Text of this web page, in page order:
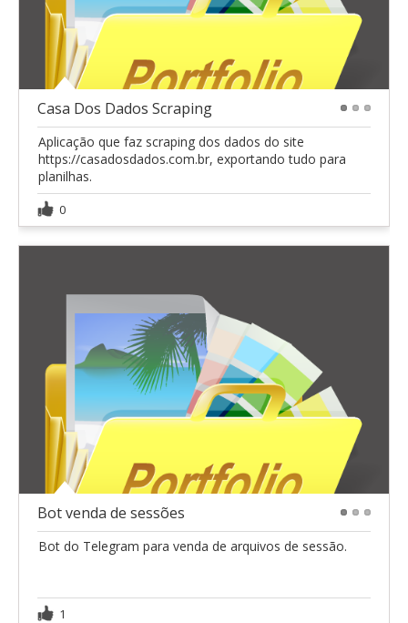
Casa Dos Dados Scraping
Aplicação que faz scraping dos dados do site
https://casadosdados.com.br, exportando tudo para
planilhas.
0
Bot venda de sessões
Bot do Telegram para venda de arquivos de sessão.
1